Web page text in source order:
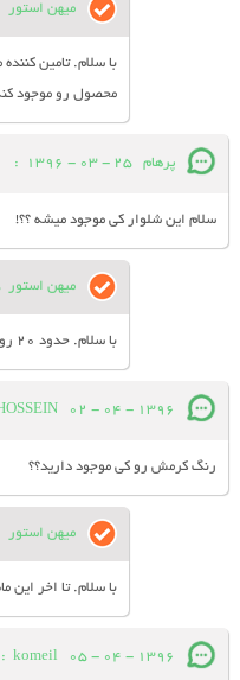
میهن استور
با سلام. تامین
محصول رو موجود
پرهام 25 - 03 - 1396
:
سلام این شلوار کی موجود میشه ؟؟!
میهن استور
با سلام. حدود 20 روز اینده
02 - 04 - 1396
رنگ کرمش رو کی موجود دارید؟؟
میهن استور
با سلام. تا اخر این
komeil 05 - 04 - 1396
: